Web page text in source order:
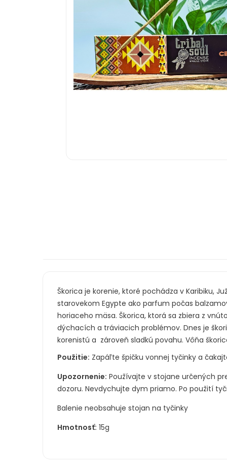
Škorica je korenie, ktoré pochádza v Karibiku,
starovekom Egypte ako parfum počas
horiaceho mäsa. Škorica, ktorá sa zbiera z
dýchacích a tráviacich problémov. Dnes je
korenistú a zároveň sladkú povahu. Vôňa
Použitie: Zapáľte špičku vonnej tyčinky a
Upozornenie: Používajte v stojane určených
dozoru. Nevdychujte dym priamo. Po použití
Balenie neobsahuje stojan na tyčinky
Hmotnosť: 15g